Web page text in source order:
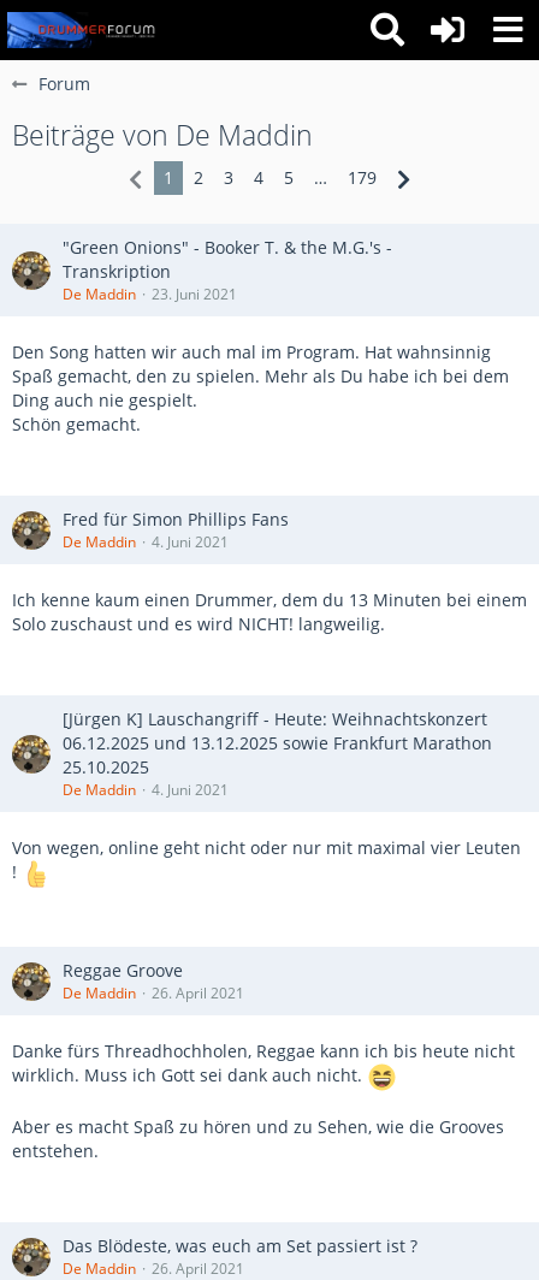
Forum
Beiträge von De Maddin
1 2 3 4 5 … 179
"Green Onions" - Booker T. & the M.G.'s -
Transkription
De Maddin 23. Juni 2021
Den Song hatten wir auch mal im Program. Hat wahnsinnig
Spaß gemacht, den zu spielen. Mehr als Du habe ich bei dem
Ding auch nie gespielt.
Schön gemacht.
Fred für Simon Phillips Fans
De Maddin 4. Juni 2021
Ich kenne kaum einen Drummer, dem du 13 Minuten bei einem
Solo zuschaust und es wird NICHT! langweilig.
[Jürgen K] Lauschangriff - Heute: Weihnachtskonzert
06.12.2025 und 13.12.2025 sowie Frankfurt Marathon
25.10.2025
De Maddin 4. Juni 2021
Von wegen, online geht nicht oder nur mit maximal vier Leuten
!
Reggae Groove
De Maddin 26. April 2021
Danke fürs Threadhochholen, Reggae kann ich bis heute nicht
wirklich. Muss ich Gott sei dank auch nicht.
Aber es macht Spaß zu hören und zu Sehen, wie die Grooves
entstehen.
Das Blödeste, was euch am Set passiert ist ?
De Maddin 26. April 2021